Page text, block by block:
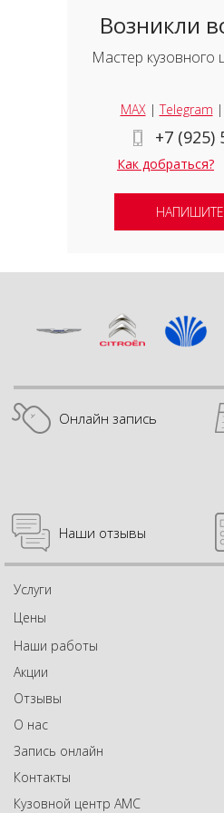
Возникли
Мастер кузовного
MAX|Telegram |
+7 (925)
Как добраться?
Онлайн запись
Наши отзывы
Услуги
Цены
Наши работы
Акции
Отзывы
О нас
Запись онлайн
Контакты
Кузовной центр АМС